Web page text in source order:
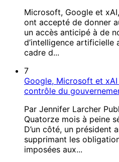
Microsoft, Google et
ont accepté de donner
un accès anticipé à de
d’intelligence artificielle
cadre d...
7
Google, Microsoft et
contrôle du
Par Jennifer Larcher
Quatorze mois à peine
D’un côté, un président
supprimant les
imposées aux...